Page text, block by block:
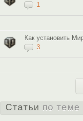
1
Как установить
3
Статьи по теме